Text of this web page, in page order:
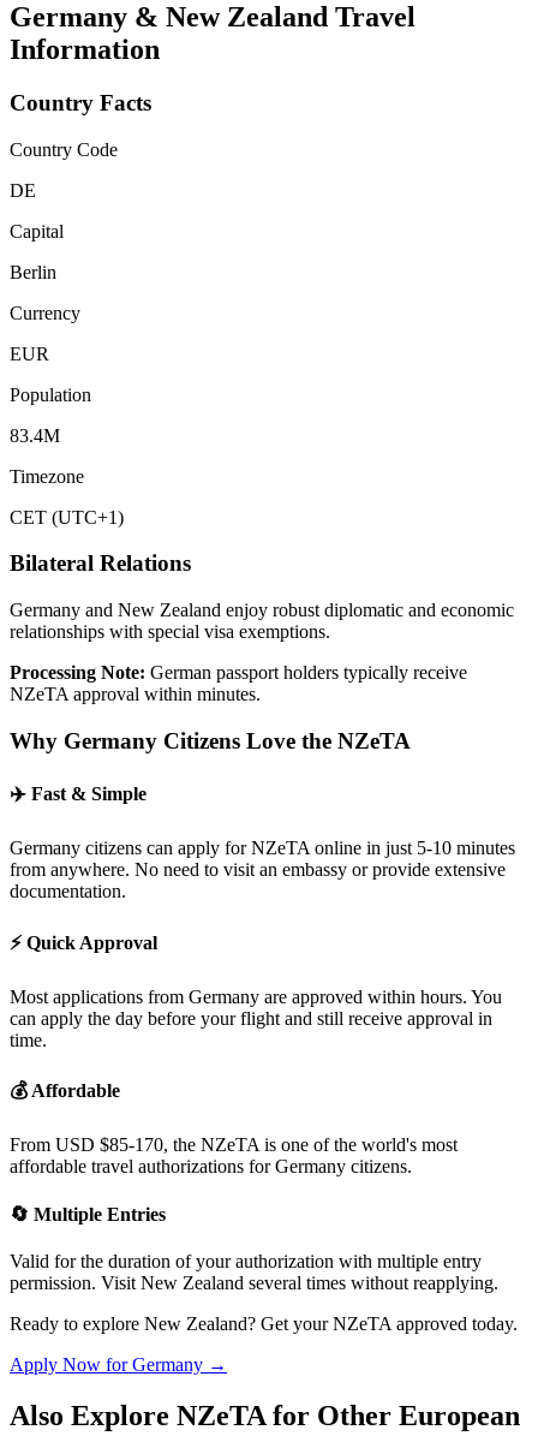
Germany & New Zealand Travel
Information
Country Facts
Country Code
DE
Capital
Berlin
Currency
EUR
Population
83.4M
Timezone
CET (UTC+1)
Bilateral Relations
Germany and New Zealand enjoy robust diplomatic and economic
relationships with special visa exemptions.
Processing Note: German passport holders typically receive
NZeTA approval within minutes.
Why Germany Citizens Love the NZeTA
✈️ Fast & Simple
Germany citizens can apply for NZeTA online in just 5-10 minutes
from anywhere. No need to visit an embassy or provide extensive
documentation.
⚡Quick Approval
Most applications from Germany are approved within hours. You
can apply the day before your flight and still receive approval in
time.
💰 Affordable
From USD $85-170, the NZeTA is one of the world's most
affordable travel authorizations forGermany citizens.
🔄 Multiple Entries
Valid for the duration of your authorization with multiple entry
permission. Visit New Zealand several times without reapplying.
Ready to explore New Zealand? Get your NZeTA approved today.
Apply Now forGermany →
Also Explore NZeTA for Other European